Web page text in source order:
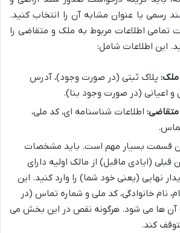
رسمی یا عنوان مشابه آن را انتخاب کنید.
تمامی اطلاعات مربوط به ملک و متقاضی را
این اطلاعات شامل:
پلاک ثبتی (در صورت وجود)، آدرس
و اعیانی (در صورت وجود بنا).
اطلاعات شناسنامه ای، کد ملی،
قسمت بسیار مهم است. باید مشخصات
قبلی (ایادی ماقبل) از مالک اولیه دارای
نهایی (یعنی خود شما) را وارد کنید. این
نام خانوادگی، کد ملی و شماره تماس (در
ها می شود. هرگونه نقص در این بخش می
کند.